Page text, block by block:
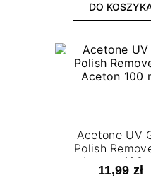
DO
Acetone UV
Polish
Aceton 100
11,99 zł